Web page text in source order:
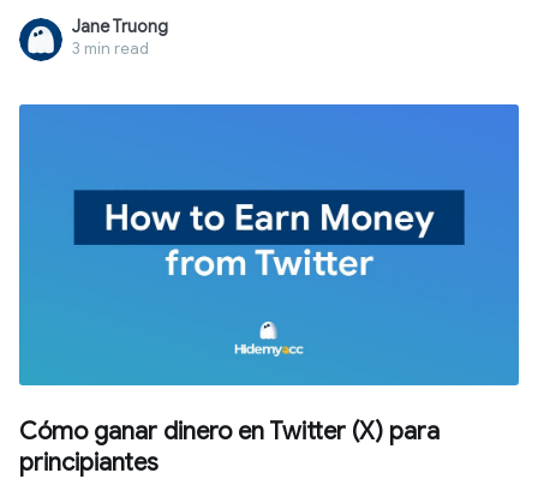
extrae señales de rastreo desde tu dispositivo, red y
comportamiento al mismo tiempo. Esta guía analiza cinco
métodos según su eficacia real y explica el único enfoque
Jane Truong
3 min read
Cómo ganar dinero en Twitter (X) para
principiantes